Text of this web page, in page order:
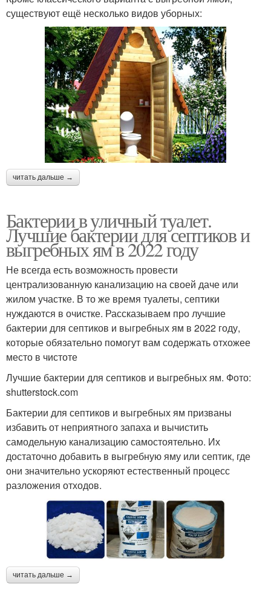
существуют ещё несколько видов уборных:
читать дальше →
Бактерии в уличный туалет.
Лучшие бактерии для септиков и
выгребных ям в 2022 году
Не всегда есть возможность провести
централизованную канализацию на своей даче или
жилом участке. В то же время туалеты, септики
нуждаются в очистке. Рассказываем про лучшие
бактерии для септиков и выгребных ям в 2022 году,
которые обязательно помогут вам содержать отхожее
место в чистоте
Лучшие бактерии для септиков и выгребных ям. Фото:
shutterstock.com
Бактерии для септиков и выгребных ям призваны
избавить от неприятного запаха и вычистить
самодельную канализацию самостоятельно. Их
достаточно добавить в выгребную яму или септик, где
они значительно ускоряют естественный процесс
разложения отходов.
читать дальше →